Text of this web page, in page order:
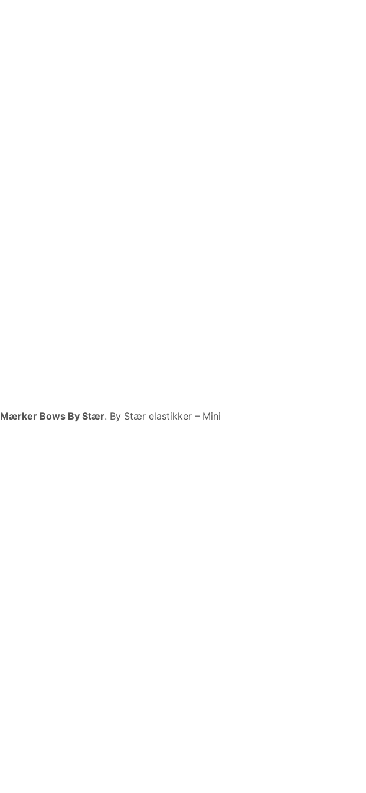
Mærker Bows By Stær. By Stær elastikker – Mini